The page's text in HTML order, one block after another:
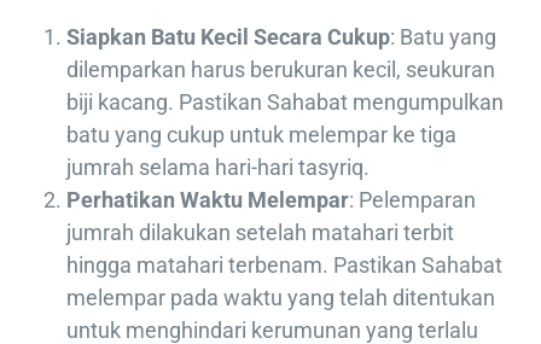
Siapkan Batu Kecil Secara Cukup: Batu yang
dilemparkan harus berukuran kecil, seukuran
biji kacang. Pastikan Sahabat mengumpulkan
batu yang cukup untuk melempar ke tiga
jumrah selama hari-hari tasyriq.
Perhatikan Waktu Melempar: Pelemparan
jumrah dilakukan setelah matahari terbit
hingga matahari terbenam. Pastikan Sahabat
melempar pada waktu yang telah ditentukan
untuk menghindari kerumunan yang terlalu